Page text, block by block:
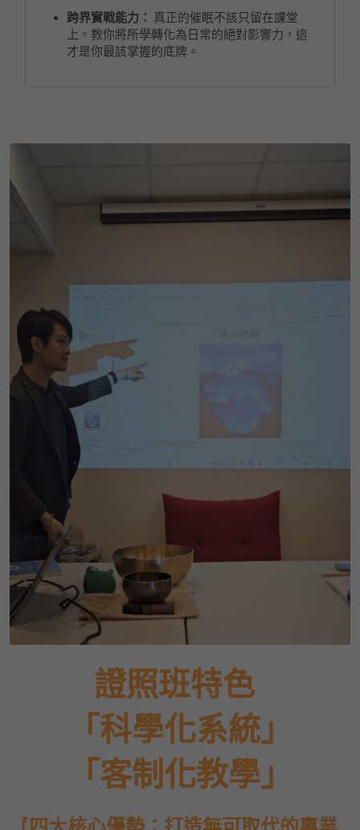
跨界實戰能力： 真正的催眠不該只留在課堂
上。教你將所學轉化為日常的絕對影響力，這
才是你最該掌握的底牌。
  證照班特色
「科學化系統」
「客制化教學」